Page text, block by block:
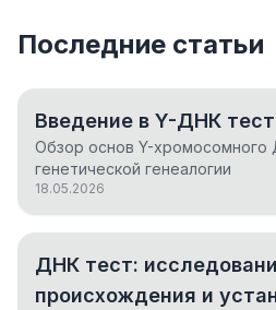
Последние статьи
Введение в Y-ДНК
Обзор основ Y-хромосомного
генетической генеалогии
18.05.2026
ДНК тест:
происхождения и